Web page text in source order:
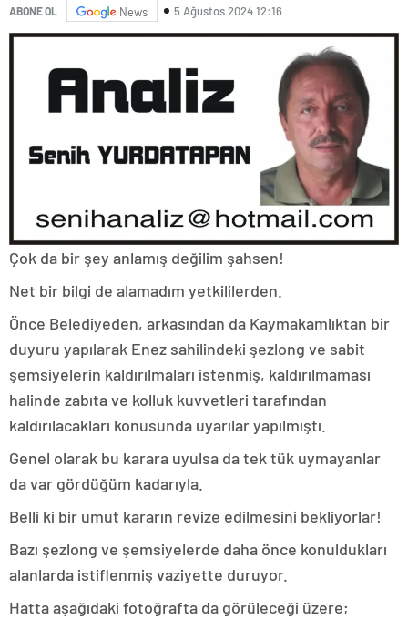
ABONE OL News 5 Ağustos 2024 12:16
Çok da bir şey anlamış değilim şahsen!
Net bir bilgi de alamadım yetkililerden.
Önce Belediyeden, arkasından da Kaymakamlıktan bir
duyuru yapılarak Enez sahilindeki şezlong ve sabit
şemsiyelerin kaldırılmaları istenmiş, kaldırılmaması
halinde zabıta ve kolluk kuvvetleri tarafından
kaldırılacakları konusunda uyarılar yapılmıştı.
Genel olarak bu karara uyulsa da tek tük uymayanlar
da var gördüğüm kadarıyla.
Belli ki bir umut kararın revize edilmesini bekliyorlar!
Bazı şezlong ve şemsiyelerde daha önce konuldukları
alanlarda istiflenmiş vaziyette duruyor.
Hatta aşağıdaki fotoğrafta da görüleceği üzere;